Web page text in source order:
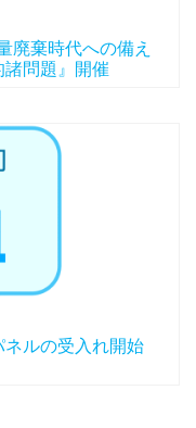
廃棄時代への備え
諸問題』開催
ルの受入れ開始